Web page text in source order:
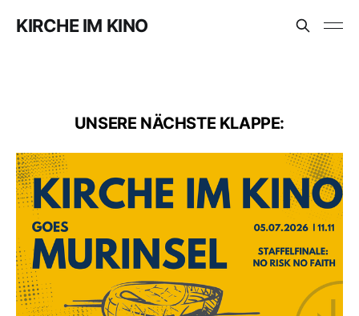
KIRCHE IM KINO
UNSERE NÄCHSTE KLAPPE: